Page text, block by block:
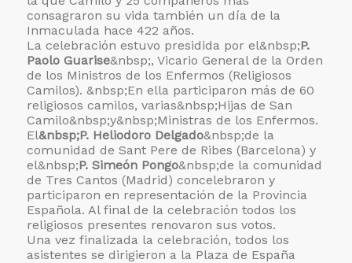
consagraron su vida también un día de la
Inmaculada hace 422 años.
La celebración estuvo presidida por el&nbsp;P.
Paolo Guarise&nbsp;, Vicario General de la Orden
de los Ministros de los Enfermos (Religiosos
Camilos). &nbsp;En ella participaron más de 60
religiosos camilos, varias&nbsp;Hijas de San
Camilo&nbsp;y&nbsp;Ministras de los Enfermos.
El&nbsp;P. Heliodoro Delgado&nbsp;de la
comunidad de Sant Pere de Ribes (Barcelona) y
el&nbsp;P. Simeón Pongo&nbsp;de la comunidad
de Tres Cantos (Madrid) concelebraron y
participaron en representación de la Provincia
Española. Al final de la celebración todos los
religiosos presentes renovaron sus votos.
Una vez finalizada la celebración, todos los
asistentes se dirigieron a la Plaza de España